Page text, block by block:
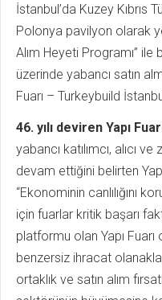
İstanbul’da Kuzey Kıbrıs
Polonya pavilyon olarak
Alım Heyeti Programı” ile
üzerinde yabancı satın
Fuarı – Turkeybuild
46. yılı deviren Yapı
yabancı katılımcı, alıcı
devam ettiğini belirten
“Ekonominin canlılığını
için fuarlar kritik başarı
platformu olan Yapı Fuarı
benzersiz ihracat
ortaklık ve satın alım